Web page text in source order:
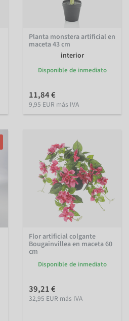
Planta monstera artificial en
maceta 43 cm
interior
Disponible de inmediato
11,84 €
9,95 EUR más IVA
Flor artificial colgante
Bougainvillea en maceta 60
cm
Disponible de inmediato
39,21 €
32,95 EUR más IVA